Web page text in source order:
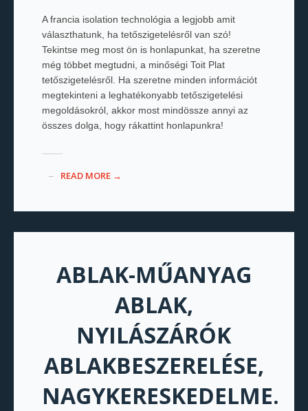
A francia isolation technológia a legjobb amit
választhatunk, ha tetőszigetelésről van szó!
Tekintse meg most ön is honlapunkat, ha szeretne
még többet megtudni, a minőségi Toit Plat
tetőszigetelésről. Ha szeretne minden információt
megtekinteni a leghatékonyabb tetőszigetelési
megoldásokról, akkor most mindössze annyi az
összes dolga, hogy rákattint honlapunkra!
READ MORE →
ABLAK-MŰANYAG
ABLAK,
NYILÁSZÁRÓK
ABLAKBESZERELÉSE,
NAGYKERESKEDELME.